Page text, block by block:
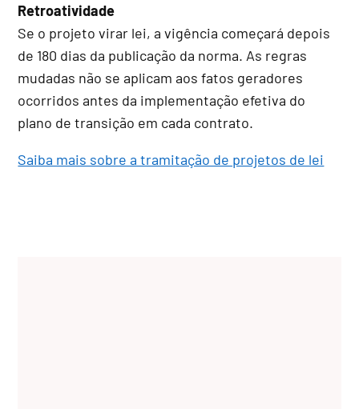
Retroatividade
Se o projeto virar lei, a vigência começará depois
de 180 dias da publicação da norma. As regras
mudadas não se aplicam aos fatos geradores
ocorridos antes da implementação efetiva do
plano de transição em cada contrato.
Saiba mais sobre a tramitação de projetos de lei